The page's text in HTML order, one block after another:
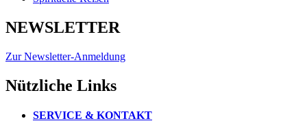
NEWSLETTER
Zur Newsletter-Anmeldung
Nützliche Links
SERVICE & KONTAKT